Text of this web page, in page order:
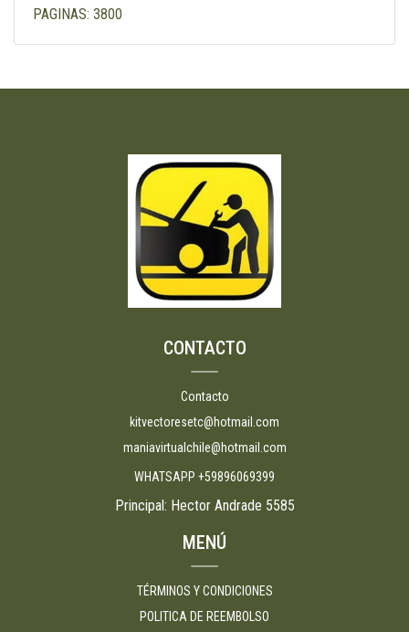
PAGINAS: 3800
CONTACTO
Contacto
kitvectoresetc@hotmail.com
maniavirtualchile@hotmail.com
WHATSAPP +59896069399
Principal: Hector Andrade 5585
MENÚ
TÉRMINOS Y CONDICIONES
POLITICA DE REEMBOLSO